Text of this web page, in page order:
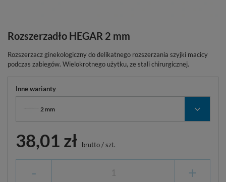
Rozszerzadło HEGAR 2 mm
Rozszerzacz ginekologiczny do delikatnego rozszerzania szyjki macicy
podczas zabiegów. Wielokrotnego użytku, ze stali chirurgicznej.
Inne warianty
2 mm
38,01 zł brutto/szt.
- +